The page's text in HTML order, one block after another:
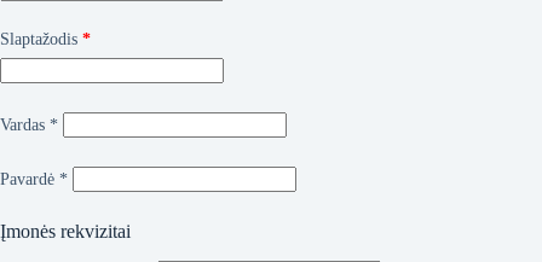
Slaptažodis *Privalomas
Vardas *
Pavardė *
Įmonės rekvizitai